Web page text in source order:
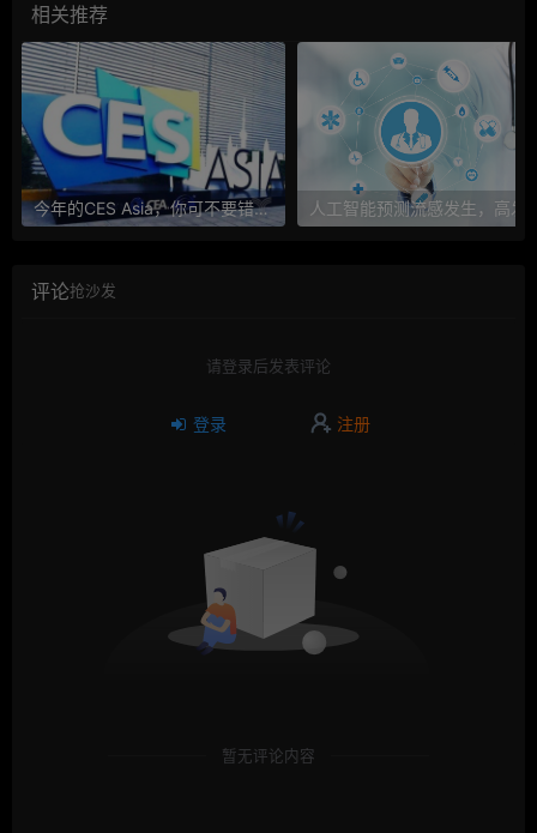
相关推荐
今年的CES Asia，你可不要错过这些自动驾驶看点
评论抢沙发
请登录后发表评论
登录 注册
暂无评论内容